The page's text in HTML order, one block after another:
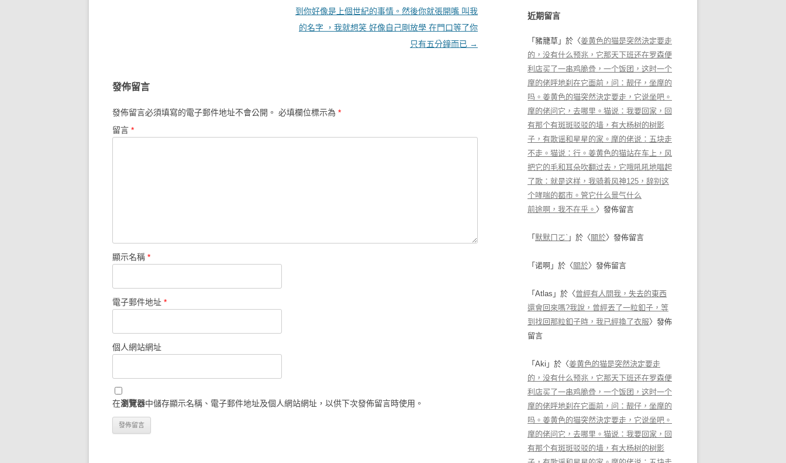
到你好像是上個世紀的事情。然後你就張開嘴 叫我
的名字 ，我就想笑 好像自己剛放學 在門口等了你
只有五分鐘而已 →
發佈留言
發佈留言必須填寫的電子郵件地址不會公開。 必填欄位標示為 *
留言 *
顯示名稱 *
電子郵件地址 *
個人網站網址
在瀏覽器中儲存顯示名稱、電子郵件地址及個人網站網址，以供下次發佈留言時使用。
近期留言
「 豬籠草 」於〈姜黄色的猫是突然決定要走
的，没有什么预兆，它那天下班还在罗森便
利店买了一串鸡脆骨，一个饭团，这时一个
摩的佬呼地刹在它面前，问：靓仔，坐摩的
吗。姜黄色的猫突然決定要走，它说坐吧。
摩的佬问它，去哪里。猫说：我要回家，回
有那个有斑斑驳驳的墙，有大杨树的树影
子，有歌谣和星星的家。摩的佬说：五块走
不走。猫说：行。姜黄色的猫站在车上，风
把它的毛和耳朵吹翻过去，它哦吼吼地唱起
了歌：就是这样，我骑着风神125，辞别这
个哮喘的都市。管它什么景气什么
前途啊，我不在乎。 〉發佈留言
「 默默ㄇㄛˋ 」於〈 關於〉發佈留言
「 诺啊 」於〈 關於〉發佈留言
「 Atlas 」於〈曾經有人問我，失去的東西
還會回來嗎?我說，曾經丟了一粒釦子，等
到找回那粒釦子時，我已經換了衣服〉發佈
留言
「 Aki 」於〈姜黄色的猫是突然決定要走
的，没有什么预兆，它那天下班还在罗森便
利店买了一串鸡脆骨，一个饭团，这时一个
摩的佬呼地刹在它面前，问：靓仔，坐摩的
吗。姜黄色的猫突然決定要走，它说坐吧。
摩的佬问它，去哪里。猫说：我要回家，回
有那个有斑斑驳驳的墙，有大杨树的树影